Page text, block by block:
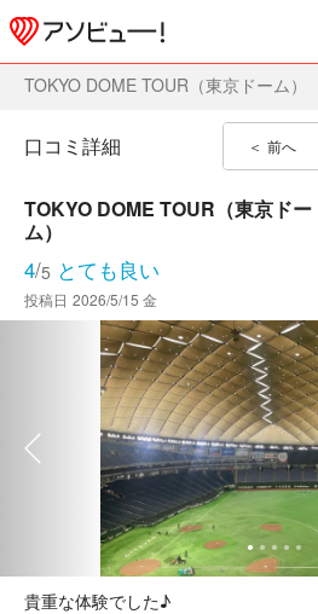
TOKYO DOME TOUR（東京ドーム）
前へ
口コミ詳細
TOKYO DOME TOUR（東京ドー
ム）
4/5 とても良い
投稿日 2026/5/15 金
貴重な体験でした♪